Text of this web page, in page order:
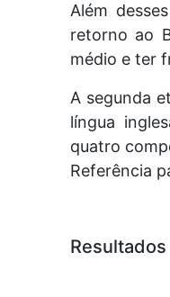
Além
retorno ao
médio e ter
A segunda
língua
quatro
Referência
Resultados